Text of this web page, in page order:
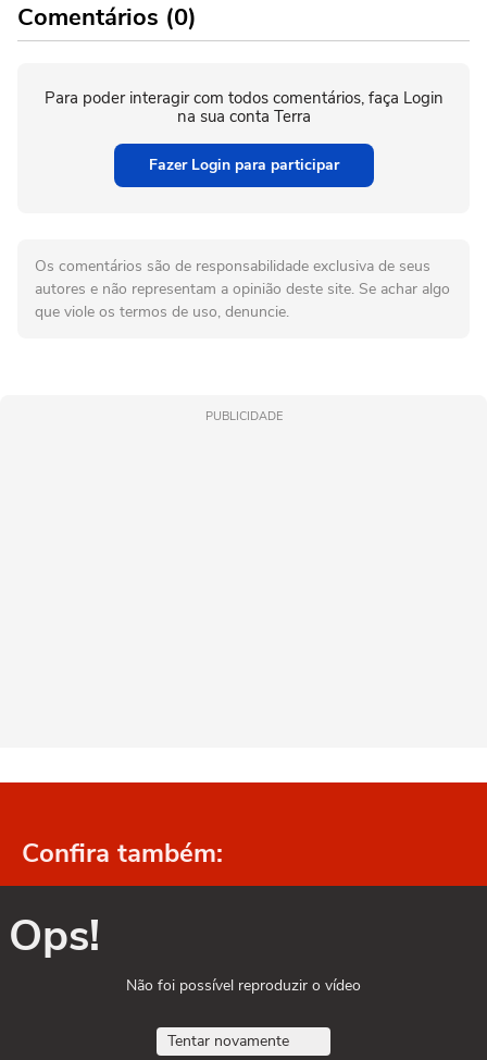
Comentários (0)
Para poder interagir com todos comentários, faça Login
na sua conta Terra
Fazer Login para participar
Os comentários são de responsabilidade exclusiva de seus
autores e não representam a opinião deste site. Se achar algo
que viole os termos de uso, denuncie.
PUBLICIDADE
Confira também:
Ops!
Não foi possível reproduzir o vídeo
Tentar novamente